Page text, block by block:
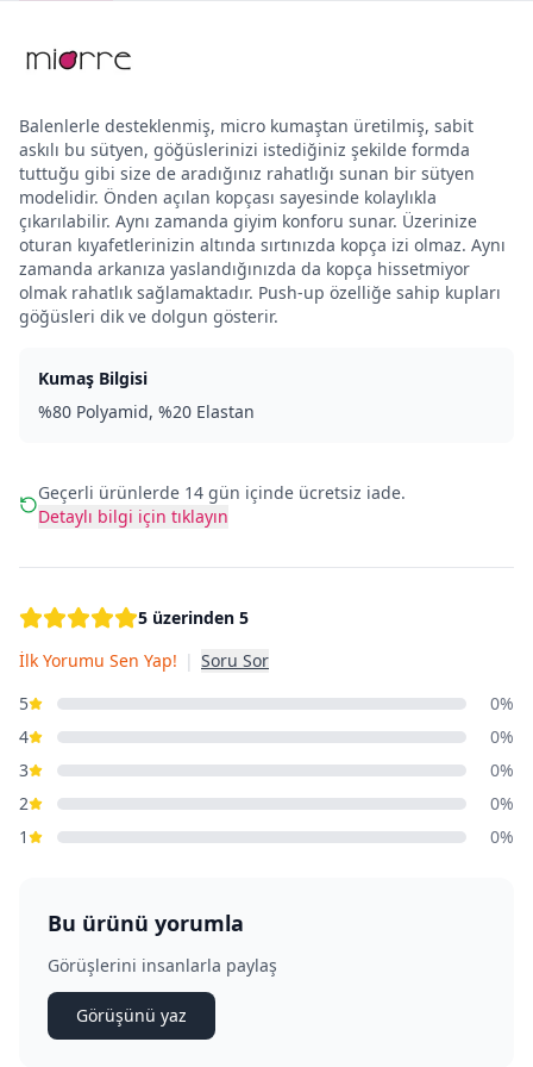
Balenlerle desteklenmiş, micro kumaştan üretilmiş, sabit
askılı bu sütyen, göğüslerinizi istediğiniz şekilde formda
tuttuğu gibi size de aradığınız rahatlığı sunan bir sütyen
modelidir. Önden açılan kopçası sayesinde kolaylıkla
çıkarılabilir. Aynı zamanda giyim konforu sunar. Üzerinize
oturan kıyafetlerinizin altında sırtınızda kopça izi olmaz. Aynı
zamanda arkanıza yaslandığınızda da kopça hissetmiyor
olmak rahatlık sağlamaktadır. Push-up özelliğe sahip kupları
göğüsleri dik ve dolgun gösterir.
Kumaş Bilgisi
%80 Polyamid, %20 Elastan
Geçerli ürünlerde 14 gün içinde ücretsiz iade.
Detaylı bilgi için tıklayın
5 üzerinden 5
İlk Yorumu Sen Yap! | Soru Sor
5
0%
4
0%
3
0%
2
0%
1
0%
Bu ürünü yorumla
Görüşlerini insanlarla paylaş
Görüşünü yaz